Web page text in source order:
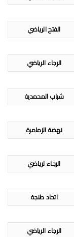
الفتح الرياضي
الرجاء الرياضي
شباب المحمدية
نهضة الزمامرة
الرجاء لرياضي
اتحاد طنجة
الرجاء الرياضي